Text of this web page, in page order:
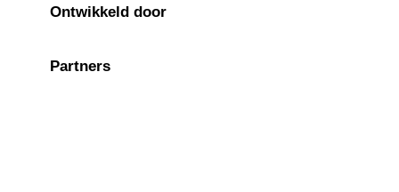
Ontwikkeld door
Partners